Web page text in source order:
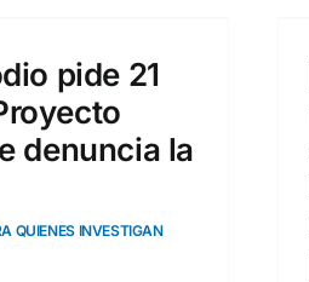
pide 21
denuncia la
QUIENES INVESTIGAN
que el resto
políticas.
Portada